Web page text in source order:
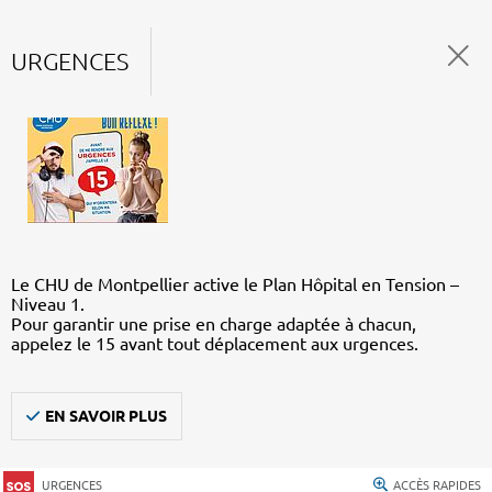
URGENCES
Le CHU de Montpellier active le Plan Hôpital en Tension –
Niveau 1.
Pour garantir une prise en charge adaptée à chacun,
appelez le 15 avant tout déplacement aux urgences.
EN SAVOIR PLUS
URGENCES ACCÈS RAPIDES